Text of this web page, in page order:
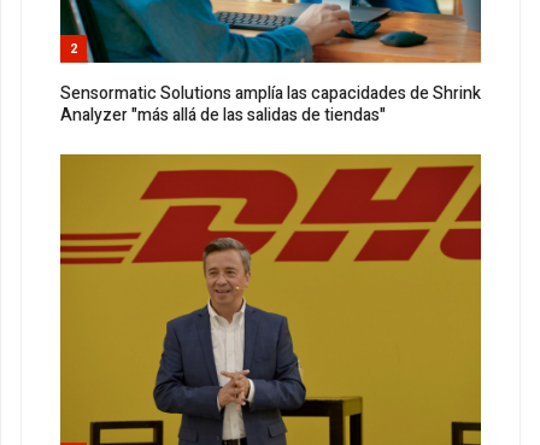
2
Sensormatic Solutions amplía las capacidades de Shrink
Analyzer "más allá de las salidas de tiendas"